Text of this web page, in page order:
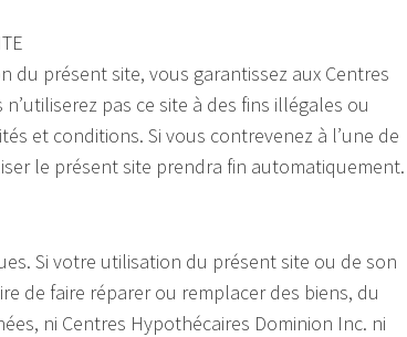
présent site, vous garantissez aux Centres
pas ce site à des fins illégales ou
et conditions. Si vous contrevenez à l’une de
le présent site prendra fin automatiquement.
Si votre utilisation du présent site ou de son
de faire réparer ou remplacer des biens, du
ni Centres Hypothécaires Dominion Inc. ni